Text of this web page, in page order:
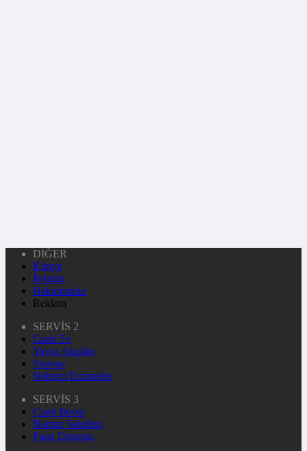
DİĞER
Künye
İletişim
Hakkımızda
Reklam
SERVİS 2
Canlı Tv
Yayın Akışları
Sinema
Nöbetçi Eczaneler
SERVİS 3
Canlı Borsa
Namaz Vakitleri
Puan Durumu